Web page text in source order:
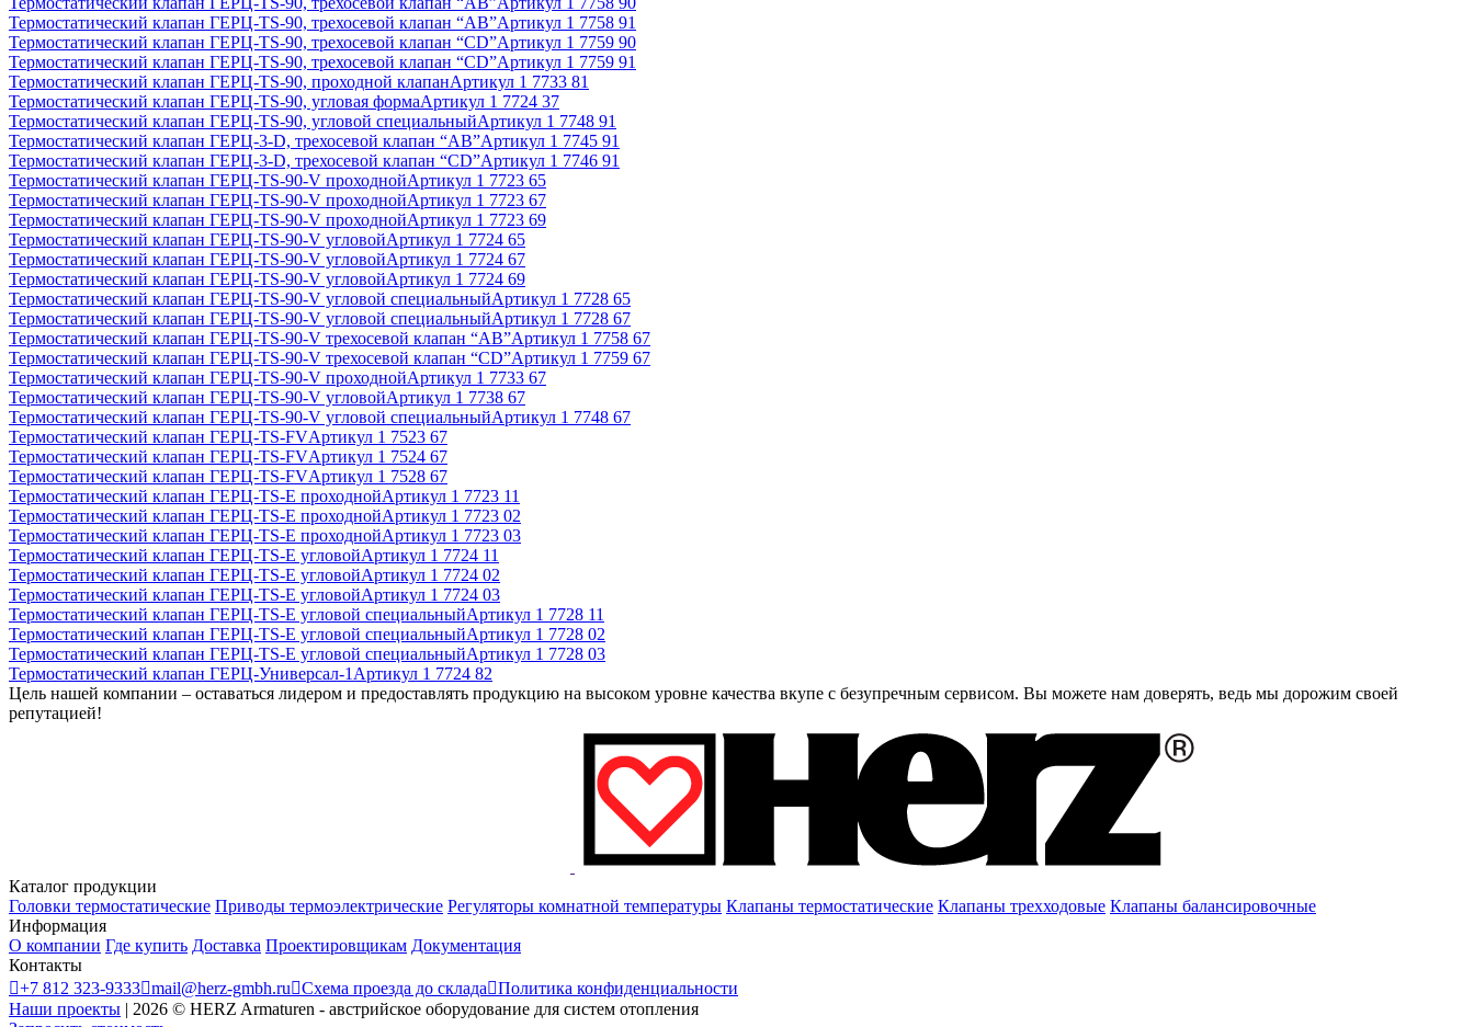
Термостатический клапан ГЕРЦ-TS-90, трехосевой клапан “АВ”Артикул 1 7758 91
Термостатический клапан ГЕРЦ-TS-90, трехосевой клапан “CD”Артикул 1 7759 90
Термостатический клапан ГЕРЦ-TS-90, трехосевой клапан “CD”Артикул 1 7759 91
Термостатический клапан ГЕРЦ-TS-90, проходной клапанАртикул 1 7733 81
Термостатический клапан ГЕРЦ-TS-90, угловая формаАртикул 1 7724 37
Термостатический клапан ГЕРЦ-TS-90, угловой специальныйАртикул 1 7748 91
Термостатический клапан ГЕРЦ-3-D, трехосевой клапан “АВ”Артикул 1 7745 91
Термостатический клапан ГЕРЦ-3-D, трехосевой клапан “CD”Артикул 1 7746 91
Термостатический клапан ГЕРЦ-TS-90-V проходнойАртикул 1 7723 65
Термостатический клапан ГЕРЦ-TS-90-V проходнойАртикул 1 7723 67
Термостатический клапан ГЕРЦ-TS-90-V проходнойАртикул 1 7723 69
Термостатический клапан ГЕРЦ-TS-90-V угловойАртикул 1 7724 65
Термостатический клапан ГЕРЦ-TS-90-V угловойАртикул 1 7724 67
Термостатический клапан ГЕРЦ-TS-90-V угловойАртикул 1 7724 69
Термостатический клапан ГЕРЦ-TS-90-V угловой специальныйАртикул 1 7728 65
Термостатический клапан ГЕРЦ-TS-90-V угловой специальныйАртикул 1 7728 67
Термостатический клапан ГЕРЦ-TS-90-V трехосевой клапан “АВ”Артикул 1 7758 67
Термостатический клапан ГЕРЦ-TS-90-V трехосевой клапан “CD”Артикул 1 7759 67
Термостатический клапан ГЕРЦ-TS-90-V проходнойАртикул 1 7733 67
Термостатический клапан ГЕРЦ-TS-90-V угловойАртикул 1 7738 67
Термостатический клапан ГЕРЦ-TS-90-V угловой специальныйАртикул 1 7748 67
Термостатический клапан ГЕРЦ-TS-FVАртикул 1 7523 67
Термостатический клапан ГЕРЦ-TS-FVАртикул 1 7524 67
Термостатический клапан ГЕРЦ-TS-FVАртикул 1 7528 67
Термостатический клапан ГЕРЦ-TS-E проходнойАртикул 1 7723 11
Термостатический клапан ГЕРЦ-TS-E проходнойАртикул 1 7723 02
Термостатический клапан ГЕРЦ-TS-E проходнойАртикул 1 7723 03
Термостатический клапан ГЕРЦ-TS-E угловойАртикул 1 7724 11
Термостатический клапан ГЕРЦ-TS-E угловойАртикул 1 7724 02
Термостатический клапан ГЕРЦ-TS-E угловойАртикул 1 7724 03
Термостатический клапан ГЕРЦ-TS-E угловой специальныйАртикул 1 7728 11
Термостатический клапан ГЕРЦ-TS-E угловой специальныйАртикул 1 7728 02
Термостатический клапан ГЕРЦ-TS-E угловой специальныйАртикул 1 7728 03
Термостатический клапан ГЕРЦ-Универсал-1 Артикул 1 7724 82
Цель нашей компании – оставаться лидером и предоставлять продукцию на высоком уровне качества вкупе с безупречным сервисом. Вы можете нам доверять, ведь мы дорожим своей
репутацией!
Каталог продукции
Головки термостатические Приводы термоэлектрические Регуляторы комнатной температуры Клапаны термостатические Клапаны трехходовые Клапаны балансировочные
Информация
О компании Где купить Доставка Проектировщикам Документация
Контакты
+7 812 323-9333mail@herz-gmbh.ruСхема проезда до складаПолитика конфиденциальности
Наши проекты | 2026 © HERZ Armaturen - австрийское оборудование для систем отопления